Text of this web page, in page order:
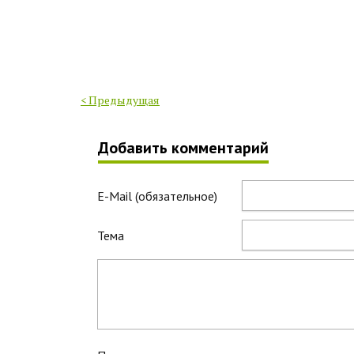
< Предыдущая
Добавить комментарий
E-Mail (обязательное)
Тема